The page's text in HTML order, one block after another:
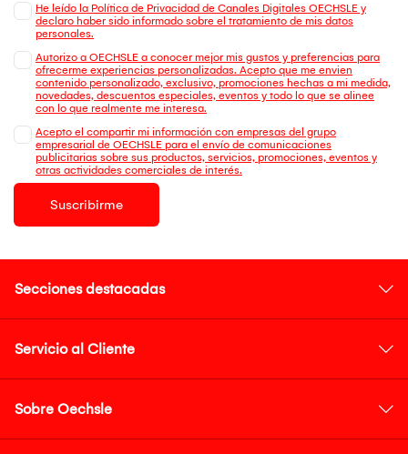
He leído la Política de Privacidad de Canales Digitales OECHSLE y
declaro haber sido informado sobre el tratamiento de mis datos
personales.
Autorizo a OECHSLE a conocer mejor mis gustos y preferencias para
ofrecerme experiencias personalizadas. Acepto que me envien
contenido personalizado, exclusivo, promociones hechas a mi medida,
novedades, descuentos especiales, eventos y todo lo que se alinee
con lo que realmente me interesa.
Acepto el compartir mi información con empresas del grupo
empresarial de OECHSLE para el envío de comunicaciones
publicitarias sobre sus productos, servicios, promociones, eventos y
otras actividades comerciales de interés.
Suscribirme
Secciones destacadas
Servicio al Cliente
Sobre Oechsle